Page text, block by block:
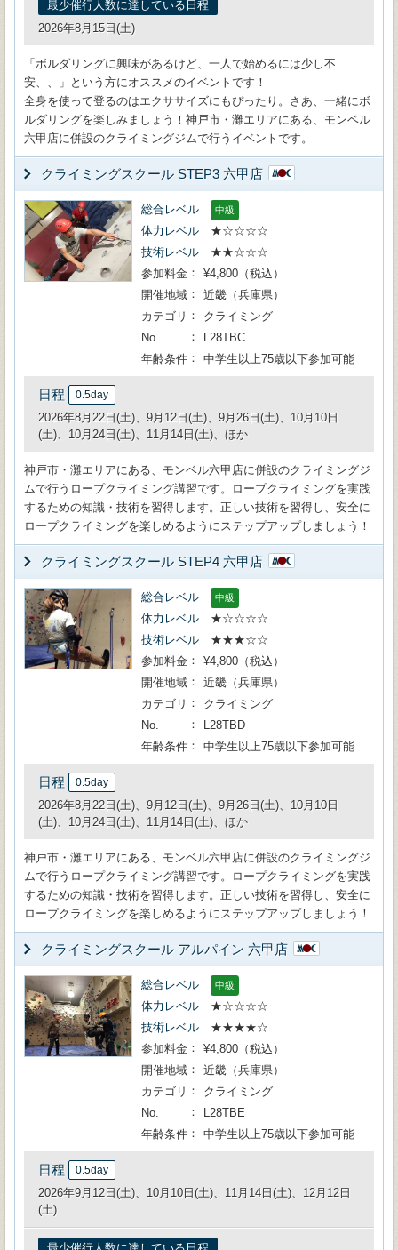
最少催行人数に達している日程
2026年8月15日(土)
「ボルダリングに興味があるけど、一人で始めるには少し不
安、、」という方にオススメのイベントです！
全身を使って登るのはエクササイズにもぴったり。さあ、一緒にボ
ルダリングを楽しみましょう！神戸市・灘エリアにある、モンベル
六甲店に併設のクライミングジムで行うイベントです。
クライミングスクール STEP3 六甲店
総合レベル 中級
体力レベル
★☆☆☆☆
技術レベル
★★☆☆☆
参加料金
¥4,800（税込）
開催地域
近畿（兵庫県）
カテゴリ
クライミング
No.
L28TBC
年齢条件
中学生以上75歳以下参加可能
日程 0.5day
2026年8月22日(土)、9月12日(土)、9月26日(土)、10月10日
(土)、10月24日(土)、11月14日(土)、ほか
神戸市・灘エリアにある、モンベル六甲店に併設のクライミングジ
ムで行うロープクライミング講習です。ロープクライミングを実践
するための知識・技術を習得します。正しい技術を習得し、安全に
ロープクライミングを楽しめるようにステップアップしましょう！
クライミングスクール STEP4 六甲店
総合レベル 中級
体力レベル
★☆☆☆☆
技術レベル
★★★☆☆
参加料金
¥4,800（税込）
開催地域
近畿（兵庫県）
カテゴリ
クライミング
No.
L28TBD
年齢条件
中学生以上75歳以下参加可能
日程 0.5day
2026年8月22日(土)、9月12日(土)、9月26日(土)、10月10日
(土)、10月24日(土)、11月14日(土)、ほか
神戸市・灘エリアにある、モンベル六甲店に併設のクライミングジ
ムで行うロープクライミング講習です。ロープクライミングを実践
するための知識・技術を習得します。正しい技術を習得し、安全に
ロープクライミングを楽しめるようにステップアップしましょう！
クライミングスクール アルパイン 六甲店
総合レベル 中級
体力レベル
★☆☆☆☆
技術レベル
★★★★☆
参加料金
¥4,800（税込）
開催地域
近畿（兵庫県）
カテゴリ
クライミング
No.
L28TBE
年齢条件
中学生以上75歳以下参加可能
日程 0.5day
2026年9月12日(土)、10月10日(土)、11月14日(土)、12月12日
(土)